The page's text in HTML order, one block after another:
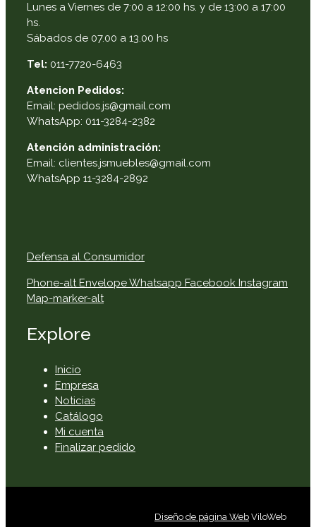
Lunes a Viernes de 7:00 a 12:00 hs. y de 13:00 a 17:00
hs.
Sábados de 07.00 a 13.00 hs
Tel: 011-7720-6463
Atencion Pedidos:
Email: pedidos.js@gmail.com
WhatsApp: 011-3284-2382
Atención administración:
Email: clientes.jsmuebles@gmail.com
WhatsApp 11-3284-2892
Defensa al Consumidor
Phone-alt EnvelopeWhatsapp Facebook Instagram
Map-marker-alt
Explore
Inicio
Empresa
Noticias
Catálogo
Mi cuenta
Finalizar pedido
Diseño de página Web ViloWeb